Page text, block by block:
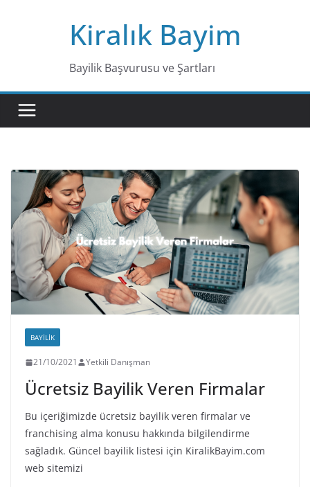
Kiralık Bayim
Bayilik Başvurusu ve Şartları
BAYILIK
21/10/2021 Yetkili Danışman
Ücretsiz Bayilik Veren Firmalar
Bu içeriğimizde ücretsiz bayilik veren firmalar ve
franchising alma konusu hakkında bilgilendirme
sağladık. Güncel bayilik listesi için KiralikBayim.com
web sitemizi